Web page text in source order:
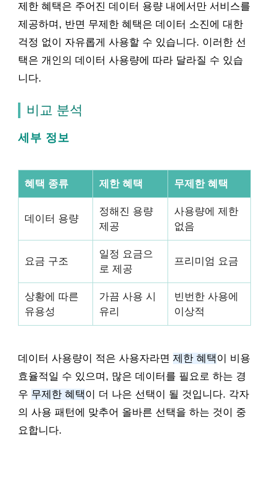
제한 혜택은 주어진 데이터 용량 내에서만 서비스를
제공하며, 반면 무제한 혜택은 데이터 소진에 대한
걱정 없이 자유롭게 사용할 수 있습니다. 이러한 선
택은 개인의 데이터 사용량에 따라 달라질 수 있습
니다.
비교 분석
세부 정보
혜택 종류 제한 혜택 무제한 혜택
데이터 용량
정해진 용량
제공
사용량에 제한
없음
요금 구조
일정 요금으
로 제공
프리미엄 요금
상황에 따른
유용성
가끔 사용 시
유리
빈번한 사용에
이상적
데이터 사용량이 적은 사용자라면 제한 혜택이 비용
효율적일 수 있으며, 많은 데이터를 필요로 하는 경
우 무제한 혜택이 더 나은 선택이 될 것입니다. 각자
의 사용 패턴에 맞추어 올바른 선택을 하는 것이 중
요합니다.